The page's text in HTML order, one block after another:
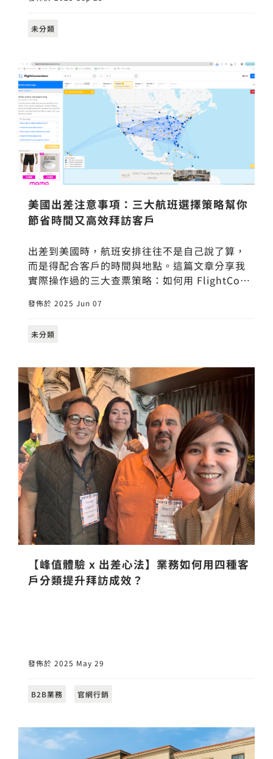
未分類
美國出差注意事項：三大航班選擇策略幫你
節省時間又高效拜訪客戶
出差到美國時，航班安排往往不是自己說了算，
而是得配合客戶的時間與地點。這篇文章分享我
實際操作過的三大查票策略：如何用 FlightConn
必納入臨近機場增加選擇、以及利用「飛＋開
項。透過這些方法，不只能節省時間與成本，更
率。
發佈於 2025 Jun 07
未分類
【峰值體驗 x 出差心法】業務如何用四種客
戶分類提升拜訪成效？
發佈於 2025 May 29
B2B業務 官網行銷